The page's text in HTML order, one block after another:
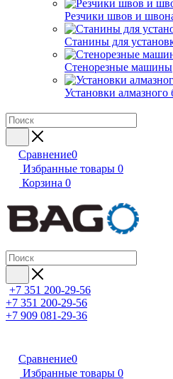
Резчики швов и
Станины для
Стенорезные машины
Установки алмазного
Сравнение0
Избранные товары 0
Корзина 0
+7 351 200-29-56
+7 351 200-29-56
+7 909 081-29-36
Сравнение0
Избранные товары 0